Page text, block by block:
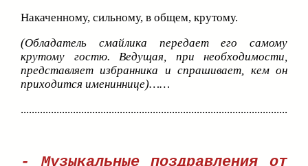
Накаченному, сильному, в общем, крутому.
(Обладатель смайлика передает его самому
крутому гостю. Ведущая, при необходимости,
представляет избранника и спрашивает, кем он
приходится имениннице)……
- Музыкальные поздравления от